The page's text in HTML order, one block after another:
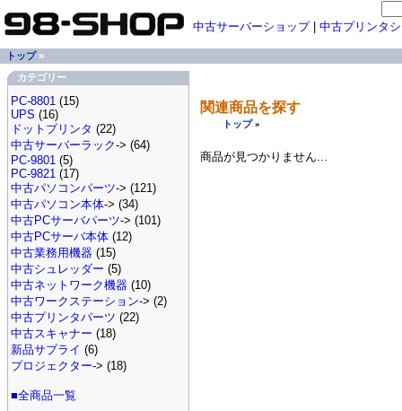
関連商品を探す
トップ»
商品が見つかりません...
中古サーバーショップ| 中古プリンタ
トップ»
カテゴリー
PC-8801 (15)
UPS (16)
ドットプリンタ (22)
中古サーバーラック-> (64)
PC-9801 (5)
PC-9821 (17)
中古パソコンパーツ-> (121)
中古パソコン本体-> (34)
中古PCサーバパーツ-> (101)
中古PCサーバ本体 (12)
中古業務用機器 (15)
中古シュレッダー (5)
中古ネットワーク機器 (10)
中古ワークステーション-> (2)
中古プリンタパーツ (22)
中古スキャナー (18)
新品サプライ (6)
プロジェクター-> (18)
■全商品一覧